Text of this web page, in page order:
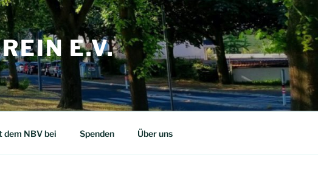
E.V.
dem NBV bei Spenden Über uns